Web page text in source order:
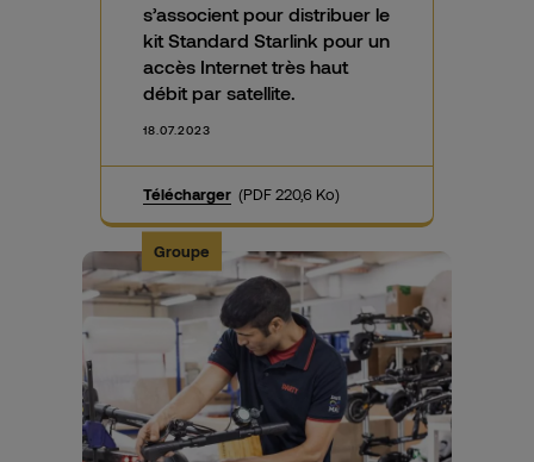
s’associent pour distribuer le
kit Standard Starlink pour un
accès Internet très haut
débit par satellite.
18.07.2023
Télécharger (PDF 220,6 Ko)
Groupe